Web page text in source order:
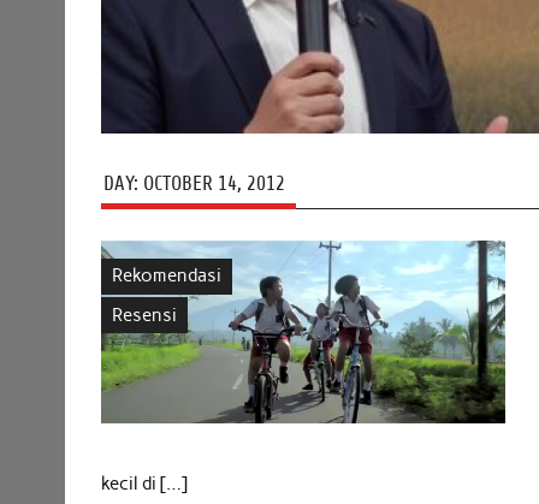
DAY: OCTOBER 14, 2012
Rekomendasi
Resensi
kecil di […]